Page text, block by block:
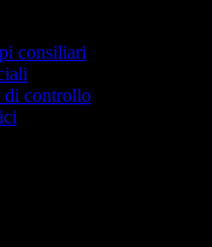
consiliari
di controllo